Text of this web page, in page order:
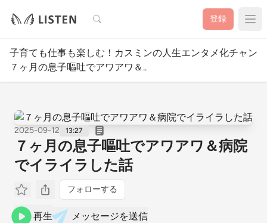
検索 登録
子育ても仕事も楽しむ！カスミンの人生エンタメ化チャン
７ヶ月の息子嘔吐でアワアワ＆..
2025-09-12 13:27
７ヶ月の息子嘔吐でアワアワ＆病院
でイライラした話
フォローする
再生 メッセージを送信